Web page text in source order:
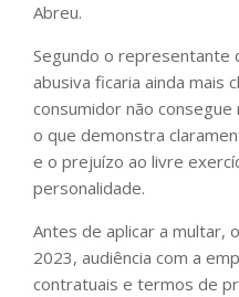
Abreu.
Segundo o representante
abusiva ficaria ainda mais
consumidor não
o que demonstra
e o prejuízo ao livre
personalidade.
Antes de aplicar a multar,
2023, audiência com a
contratuais e termos de